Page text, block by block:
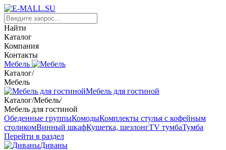
Найти
Каталог
Компания
Контакты
Мебель
Каталог/
Мебель
Мебель для гостиной
Каталог/Мебель/
Мебель для гостиной
Обеденные группыКомодыКомплекты стулья с кофейным
столикомВинный шкафКушетка, шезлонгTV тумбаТумба
Перейти в раздел
Диваны